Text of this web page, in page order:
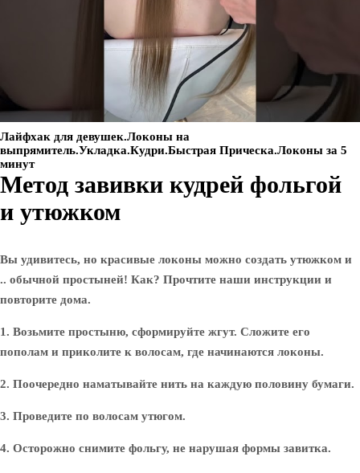
Лайфхак для девушек.Локоны на
выпрямитель.Укладка.Кудри.Быстрая Прическа.Локоны за 5
минут
Метод завивки кудрей фольгой
и утюжком
Вы удивитесь, но красивые локоны можно создать утюжком и
.. обычной простыней! Как? Прочтите наши инструкции и
повторите дома.
1. Возьмите простыню, сформируйте жгут. Сложите его
пополам и приколите к волосам, где начинаются локоны.
2. Поочередно наматывайте нить на каждую половину бумаги.
3. Проведите по волосам утюгом.
4. Осторожно снимите фольгу, не нарушая формы завитка.